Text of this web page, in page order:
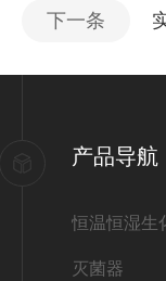
下一条
产品导航
恒温恒湿生
灭菌器